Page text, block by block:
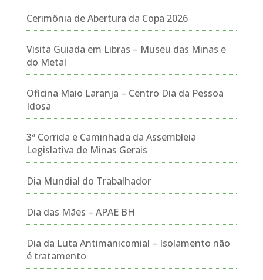
Cerimônia de Abertura da Copa 2026
Visita Guiada em Libras – Museu das Minas e
do Metal
Oficina Maio Laranja – Centro Dia da Pessoa
Idosa
3ª Corrida e Caminhada da Assembleia
Legislativa de Minas Gerais
Dia Mundial do Trabalhador
Dia das Mães – APAE BH
Dia da Luta Antimanicomial – Isolamento não
é tratamento